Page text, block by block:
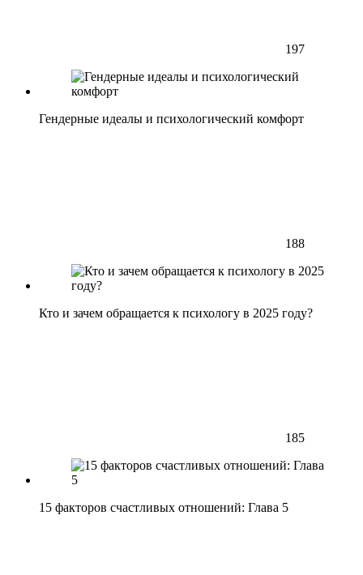
197
Гендерные идеалы и психологический комфорт
188
Кто и зачем обращается к психологу в 2025 году?
185
15 факторов счастливых отношений: Глава 5